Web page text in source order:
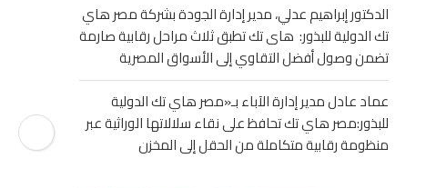
الدكتور إبراهيم عدلي، مدير إدارة الجودة بشركة مصر هاي
تك الدولية للبذور: هاى تك تطبق ثلاث مراحل رقابية صارمة
تضمن وصول أفضل التقاوي إلى الأسواق المصرية
عماد عادل مدير إدارة الآباء بـ«مصر هاي تك الدولية
للبذور:مصر هاي تك تحافظ على نقاء سلالاتها الوراثية عبر
منظومة رقابية متكاملة من الحقل إلى المخزن